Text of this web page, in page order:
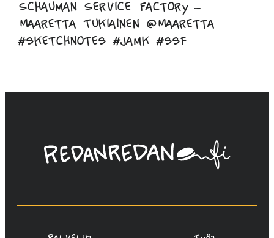
Schauman Service Factory –
Maaretta Tukiainen @Maaretta
#sketchnotes #jamk #ssf
Linda
Saukko-
Oy